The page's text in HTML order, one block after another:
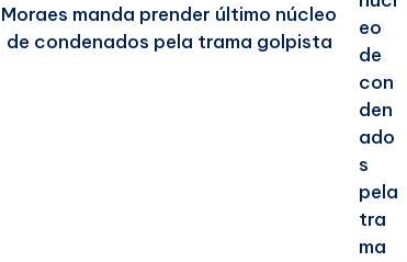
Moraes manda prender último núcleo
de condenados pela trama golpista